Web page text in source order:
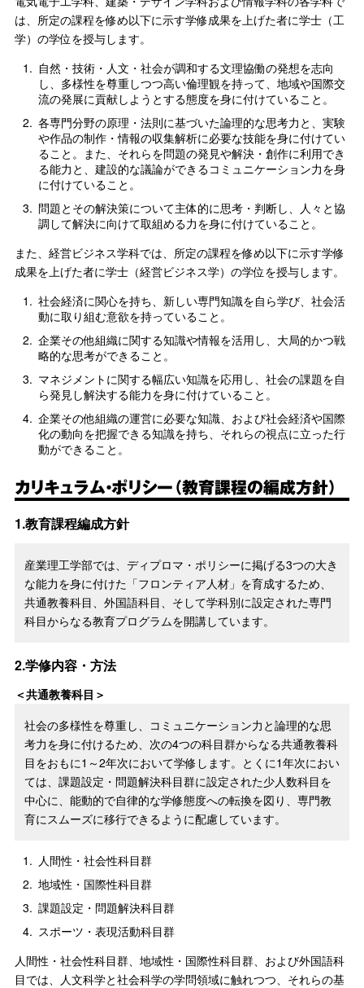
は、所定の課程を修め以下に示す学修成果を上げた者に学士（工
学）の学位を授与します。
1. 自然・技術・人文・社会が調和する文理協働の発想を志向
し、多様性を尊重しつつ高い倫理観を持って、地域や国際交
流の発展に貢献しようとする態度を身に付けていること。
2. 各専門分野の原理・法則に基づいた論理的な思考力と、実験
や作品の制作・情報の収集解析に必要な技能を身に付けてい
ること。また、それらを問題の発見や解決・創作に利用でき
る能力と、建設的な議論ができるコミュニケーション力を身
に付けていること。
3. 問題とその解決策について主体的に思考・判断し、人々と協
調して解決に向けて取組める力を身に付けていること。
また、経営ビジネス学科では、所定の課程を修め以下に示す学修
成果を上げた者に学士（経営ビジネス学）の学位を授与します。
1. 社会経済に関心を持ち、新しい専門知識を自ら学び、社会活
動に取り組む意欲を持っていること。
2. 企業その他組織に関する知識や情報を活用し、大局的かつ戦
略的な思考ができること。
3. マネジメントに関する幅広い知識を応用し、社会の課題を自
ら発見し解決する能力を身に付けていること。
4. 企業その他組織の運営に必要な知識、および社会経済や国際
化の動向を把握できる知識を持ち、それらの視点に立った行
動ができること。
カリキュラム・ポリシー（教育課程の編成方針）
1.教育課程編成方針
産業理工学部では、ディプロマ・ポリシーに掲げる3つの大き
な能力を身に付けた「フロンティア人材」を育成するため、
共通教養科目、外国語科目、そして学科別に設定された専門
科目からなる教育プログラムを開講しています。
2.学修内容・方法
＜共通教養科目＞
社会の多様性を尊重し、コミュニケーション力と論理的な思
考力を身に付けるため、次の4つの科目群からなる共通教養科
目をおもに1～2年次において学修します。とくに1年次におい
ては、課題設定・問題解決科目群に設定された少人数科目を
中心に、能動的で自律的な学修態度への転換を図り、専門教
育にスムーズに移行できるように配慮しています。
1. 人間性・社会性科目群
2. 地域性・国際性科目群
3. 課題設定・問題解決科目群
4. スポーツ・表現活動科目群
人間性・社会性科目群、地域性・国際性科目群、および外国語科
目では、人文科学と社会科学の学問領域に触れつつ、それらの基